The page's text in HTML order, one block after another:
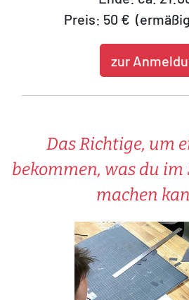
Preis: 50 €
zur
Das Richtige, um
bekommen, was du
machen